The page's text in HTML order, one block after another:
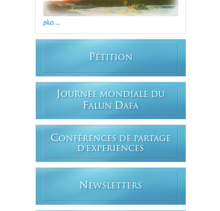
plus ...
PÉTITION
JOURNÉE MONDIALE DU
FALUN DAFA
CONFÉRENCES DE PARTAGE
D'EXPERIENCES
N EWSLETTERS